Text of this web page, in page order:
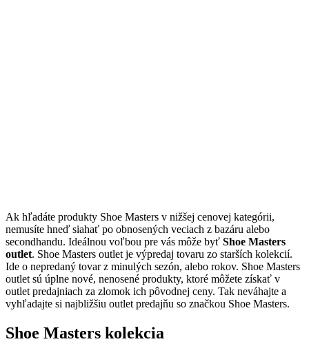
Ak hľadáte produkty Shoe Masters v nižšej cenovej kategórii,
nemusíte hneď siahať po obnosených veciach z bazáru alebo
secondhandu. Ideálnou voľbou pre vás môže byť Shoe Masters
outlet. Shoe Masters outlet je výpredaj tovaru zo starších kolekcií.
Ide o nepredaný tovar z minulých sezón, alebo rokov. Shoe Masters
outlet sú úplne nové, nenosené produkty, ktoré môžete získať v
outlet predajniach za zlomok ich pôvodnej ceny. Tak neváhajte a
vyhľadajte si najbližšiu outlet predajňu so značkou Shoe Masters.
Shoe Masters kolekcia